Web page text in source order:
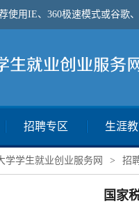
荐使用IE、360极速模式或谷歌
招聘专区 生涯
学学生就业创业服务网 > 招
国家